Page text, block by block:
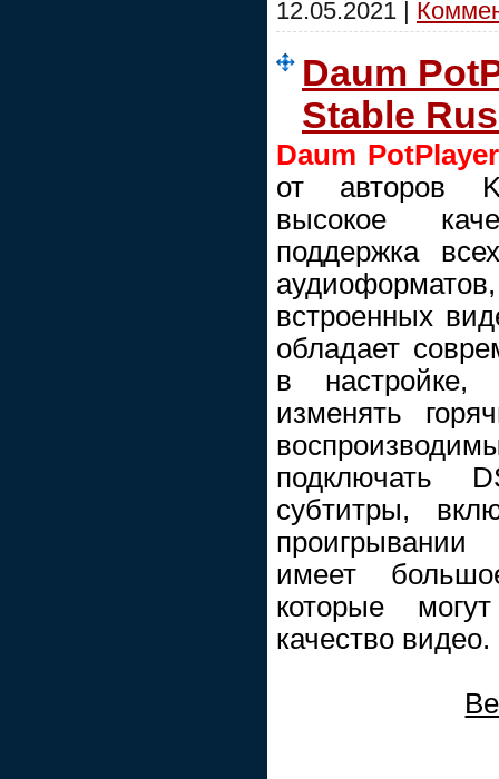
12.05.2021 |
Daum
Stable
Daum PotPlayer
от авторов
высокое
поддержка
встроенных
обладает
в настройке,
изменять
подключать
субтитры,
имеет
которые
качество видео.